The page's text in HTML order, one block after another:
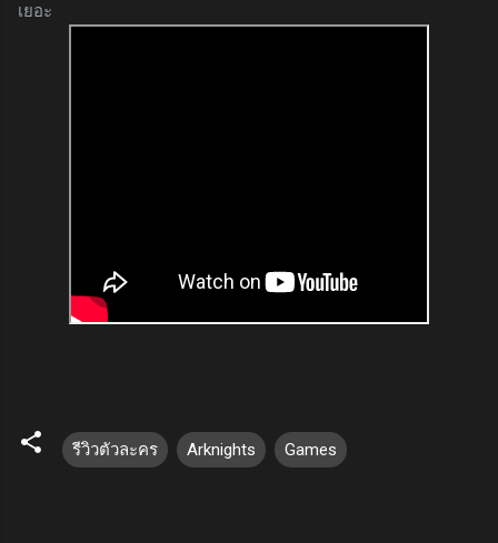
เยอะ
รีวิวตัวละคร Arknights Games